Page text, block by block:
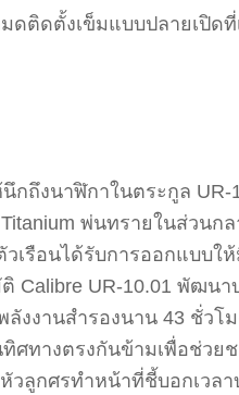
ดตั้งเข็มแบบปลายเปิด
ถึงนาฬิกาในตระกูล UR-
พ่นทรายในส่วน
เรือนได้รับการออกแบ
UR-10.01 พัฒนา
งงานสำรองนาน 43 ชั่ว
ศทางตรงกันข้ามเพื่อช่ว
ลูกศรทำหน้าที่ชี้บอกเวล